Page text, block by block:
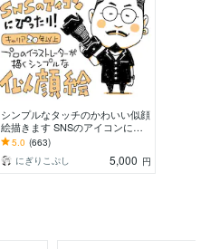
シンプルなタッチのかわいい似顔
絵描きます SNSのアイコンに大
人気！可愛くて似ているシンプル
な似顔絵！
5.0 (663)
にぎりこぷし
5,000 円